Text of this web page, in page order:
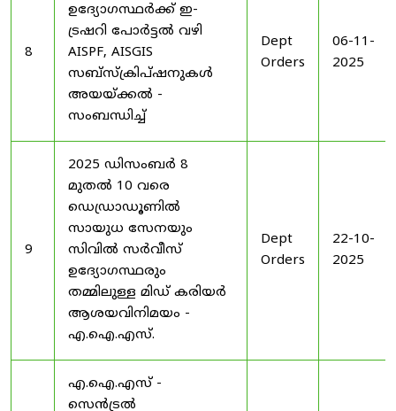
8
ഉദ്യോഗസ്ഥർക്ക് ഇ-
ട്രഷറി പോർട്ടൽ വഴി
AISPF, AISGIS
സബ്‌സ്‌ക്രിപ്‌ഷനുകൾ
അയയ്ക്കൽ -
സംബന്ധിച്ച്
Dept
Orders
06-11-
2025
9
2025 ഡിസംബർ 8
മുതൽ 10 വരെ
ഡെഡ്രാഡൂണിൽ
സായുധ സേനയും
സിവിൽ സർവീസ്
ഉദ്യോഗസ്ഥരും
തമ്മിലുള്ള മിഡ് കരിയർ
ആശയവിനിമയം -
എ.ഐ.എസ്.
Dept
Orders
22-10-
2025
എ.ഐ.എസ് -
സെൻട്രൽ